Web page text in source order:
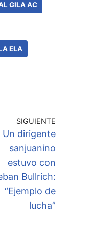
GILA AC
ELA
SIGUIENTE
Un dirigente
sanjuanino
estuvo con
Bullrich:
“Ejemplo de
lucha”